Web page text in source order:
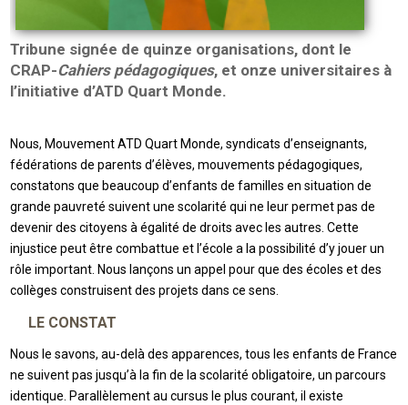
Tribune signée de quinze organisations, dont le
CRAP-Cahiers pédagogiques, et onze universitaires à
l’initiative d’ATD Quart Monde.
Nous, Mouvement ATD Quart Monde, syndicats d’enseignants,
fédérations de parents d’élèves, mouvements pédagogiques,
constatons que beaucoup d’enfants de familles en situation de
grande pauvreté suivent une scolarité qui ne leur permet pas de
devenir des citoyens à égalité de droits avec les autres. Cette
injustice peut être combattue et l’école a la possibilité d’y jouer un
rôle important. Nous lançons un appel pour que des écoles et des
collèges construisent des projets dans ce sens.
LE CONSTAT
Nous le savons, au-delà des apparences, tous les enfants de France
ne suivent pas jusqu’à la fin de la scolarité obligatoire, un parcours
identique. Parallèlement au cursus le plus courant, il existe